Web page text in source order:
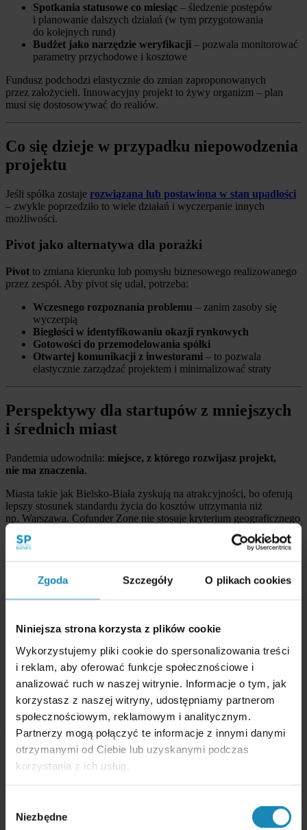
Zgoda Szczegóły O plikach cookies
Niniejsza strona korzysta z plików cookie
Wykorzystujemy pliki cookie do spersonalizowania treści
i reklam, aby oferować funkcje społecznościowe i
analizować ruch w naszej witrynie. Informacje o tym, jak
korzystasz z naszej witryny, udostępniamy partnerom
społecznościowym, reklamowym i analitycznym.
Partnerzy mogą połączyć te informacje z innymi danymi
otrzymanymi od Ciebie lub uzyskanymi podczas
korzystania z ich usług.
zgody
Niezbędne
Spotkania statusowe co miesiąc – śledzenie postępów
i planowanie dalszych działań (w tym przygotowania
do kolejnych rund)
Budżet jako narzędzie weryfikacji – pozwala monitorować
parametry przychodowe i kosztowe
Fundusz podchodzi elastycznie do zmian zaproponowanych
przez założycieli. Innowacyjny projekt to żywy organizm – plan
musi się dostosowywać do realiów.
Co się dzieje w przypadku niepowodzenia
projektu
Jeśli spółka zostaje rozwiązana lub postawiona w stan upadłości
– zwykle poprzedziło to wiele działań i wyczerpanie innych
możliwości.
Pivot jako alternatywa dla porażki
Pivot to zmiana kierunku lub pomysłu biznesowego realizowanego
przez zespół. Aby pivot się udał, potrzeba:
Wczesnego rozpoznania problemu – zanim zasoby się
wyczerpią
Biegłości w identyfikowaniu okazji rynkowych
Gotowości do przemodelowania spółki
Otwartej komunikacji z inwestorami – to pozwala
elastycznie zarządzać projektem i minimalizować straty
Perspektywy dla startupów z mniejszych
i średnich miast
Pandemia udowodniła: miejsce, z którego rozwijasz projekt,
nie ma znaczenia.
Miasta takie jak Bielsko-Biała zyskują na atrakcyjności, bo oferują
lepszy stosunek standardu życia do kosztów utrzymania niż
np. Warszawa. Cofunder Zone nie stosuje kryterium geograficznego
przy realizacji inwestycji w Polsce.
Co ogranicza rozwój startupów w Polsce
Dwa problemy:
Brak finansowania na późniejszym etapie rozwoju
na poziomie od kilku do kilkunastu milionów euro. W Polsce
działa za mało funduszy wzrostowych z takim ticketem
inwestycyjnym.
Zbyt duże przywiązanie do lokalnego rynku– startupy
wpadają w pułapkę stosunkowo dużej bazy klientów
w Polsce i zapominają o internacjonalizacji. To zamyka
im drogę do funduszy z dojrzałych rynków zachodnich.
Które branże przyciągają inwestorów VC
B2B SaaS